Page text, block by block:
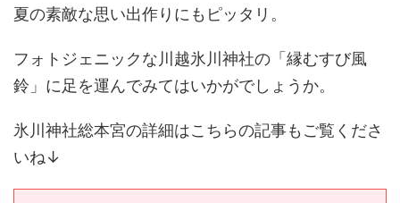
夏の素敵な思い出作りにもピッタリ。
フォトジェニックな川越氷川神社の「縁むすび風
鈴」に足を運んでみてはいかがでしょうか。
氷川神社総本宮の詳細はこちらの記事もご覧くださ
いね↓